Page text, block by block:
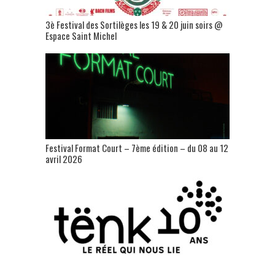
3è Festival des Sortilèges les 19 & 20 juin soirs @
Espace Saint Michel
Festival Format Court – 7ème édition – du 08 au 12
avril 2026